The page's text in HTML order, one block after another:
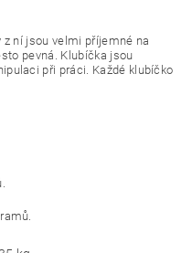
z ní jsou velmi příjemné na
pevná. Klubíčka jsou
při práci. Každé klubíčko